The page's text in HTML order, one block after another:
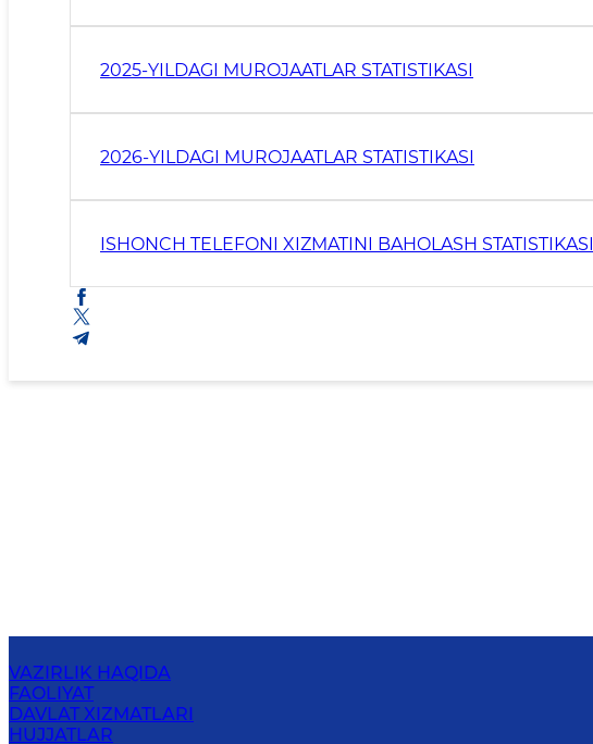
2025-YILDAGI MUROJAATLAR STATISTIKASI
2026-YILDAGI MUROJAATLAR STATISTIKASI
ISHONCH TELEFONI XIZMATINI BAHOLASH STATISTIKASI
VAZIRLIK HAQIDA
FAOLIYAT
DAVLAT XIZMATLARI
HUJJATLAR